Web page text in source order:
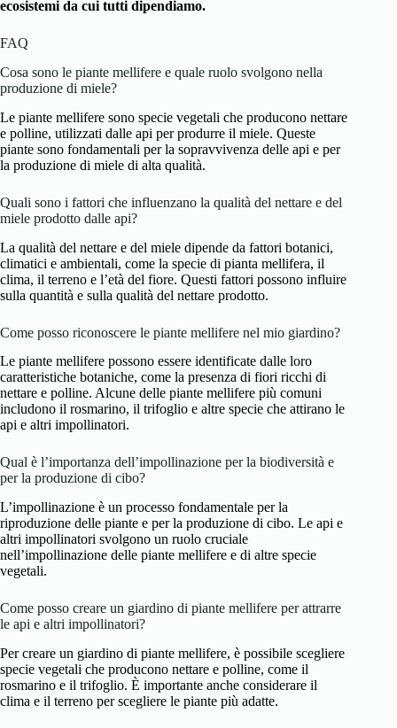
ecosistemi da cui tutti dipendiamo.
FAQ
Cosa sono le piante mellifere e quale ruolo svolgono nella
produzione di miele?
Le piante mellifere sono specie vegetali che producono nettare
e polline, utilizzati dalle api per produrre il miele. Queste
piante sono fondamentali per la sopravvivenza delle api e per
la produzione di miele di alta qualità.
Quali sono i fattori che influenzano la qualità del nettare e del
miele prodotto dalle api?
La qualità del nettare e del miele dipende da fattori botanici,
climatici e ambientali, come la specie di pianta mellifera, il
clima, il terreno e l’età del fiore. Questi fattori possono influire
sulla quantità e sulla qualità del nettare prodotto.
Come posso riconoscere le piante mellifere nel mio giardino?
Le piante mellifere possono essere identificate dalle loro
caratteristiche botaniche, come la presenza di fiori ricchi di
nettare e polline. Alcune delle piante mellifere più comuni
includono il rosmarino, il trifoglio e altre specie che attirano le
api e altri impollinatori.
Qual è l’importanza dell’impollinazione per la biodiversità e
per la produzione di cibo?
L’impollinazione è un processo fondamentale per la
riproduzione delle piante e per la produzione di cibo. Le api e
altri impollinatori svolgono un ruolo cruciale
nell’impollinazione delle piante mellifere e di altre specie
vegetali.
Come posso creare un giardino di piante mellifere per attrarre
le api e altri impollinatori?
Per creare un giardino di piante mellifere, è possibile scegliere
specie vegetali che producono nettare e polline, come il
rosmarino e il trifoglio. È importante anche considerare il
clima e il terreno per scegliere le piante più adatte.